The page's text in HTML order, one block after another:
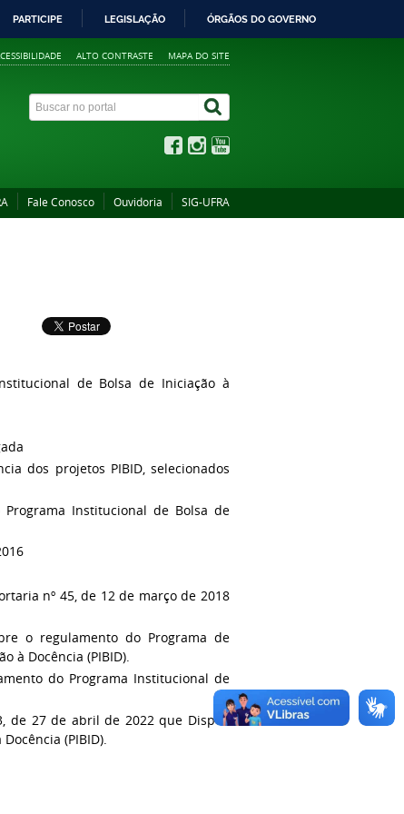
PARTICIPE LEGISLAÇÃO ÓRGÃOS DO GOVERNO
ALTO CONTRASTE MAPA DO SITE
Fale Conosco Ouvidoria SIG-UFRA
de Bolsa de Iniciação à
dos projetos PIBID, selecionados
Institucional de Bolsa de
nº 45, de 12 de março de 2018
o regulamento do Programa de
à Docência (PIBID).
do Programa Institucional de
de 27 de abril de 2022 que Dispõe
(PIBID).